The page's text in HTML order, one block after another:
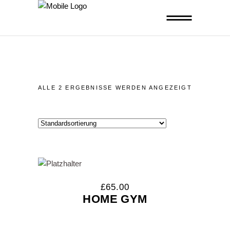
ALLE 2 ERGEBNISSE WERDEN ANGEZEIGT
£65.00
HOME GYM